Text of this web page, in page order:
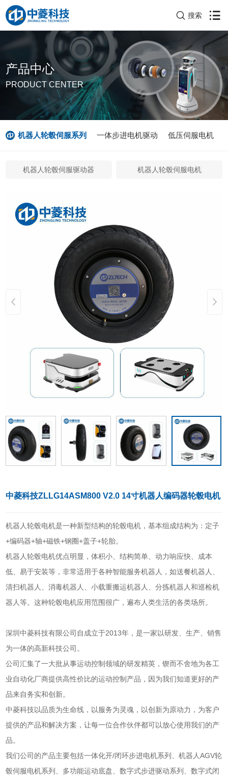
搜索
产品中心
PRODUCT CENTER
机器人轮毂伺服系列 一体步进电机驱动 低压伺服电机
机器人轮毂伺服驱动器 机器人轮毂伺服电机
中菱科技ZLLG14ASM800 V2.0 14寸机器人编码器轮毂电机
机器人轮毂电机是一种新型结构的轮毂电机，基本组成结构为：定子
+编码器+轴+磁铁+钢圈+盖子+轮胎。
机器人轮毂电机优点明显，体积小、结构简单、动力响应快、成本
低、易于安装等，非常适用于各种智能服务机器人，如送餐机器人、
清扫机器人、消毒机器人、小载重搬运机器人、分拣机器人和巡检机
器人等。这种轮毂电机应用范围很广，遍布人类生活的各类场所。
深圳中菱科技有限公司自成立于2013年，是一家以研发、生产、销售
为一体的高新科技公司。
公司汇集了一大批从事运动控制领域的研发精英，锲而不舍地为各工
业自动化厂商提供高性价比的运动控制产品，因为我们知道更好的产
品来自务实和创新。
中菱科技以品质为生命线，以服务为灵魂，以创新为原动力，为客户
提供的产品和解决方案，让每一位合作伙伴都可以放心使用我们的产
品。
我们公司的产品主要包括一体化开/闭环步进电机系列、机器人AGV轮
毂伺服电机系列、多功能运动底盘、数字式步进驱动系列、数字式闭